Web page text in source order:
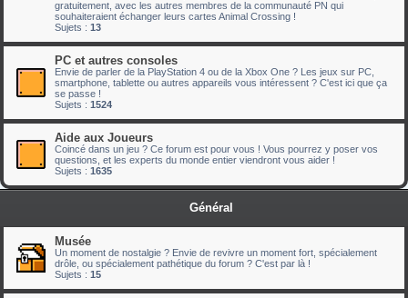
gratuitement, avec les autres membres de la communauté PN qui
souhaiteraient échanger leurs cartes Animal Crossing !
Sujets : 13
PC et autres consoles
Envie de parler de la PlayStation 4 ou de la Xbox One ? Les jeux sur PC,
smartphone, tablette ou autres appareils vous intéressent ? C'est ici que ça
se passe !
Sujets : 1524
Aide aux Joueurs
Coincé dans un jeu ? Ce forum est pour vous ! Vous pourrez y poser vos
questions, et les experts du monde entier viendront vous aider !
Sujets : 1635
Général
Musée
Un moment de nostalgie ? Envie de revivre un moment fort, spécialement
drôle, ou spécialement pathétique du forum ? C'est par là !
Sujets : 15